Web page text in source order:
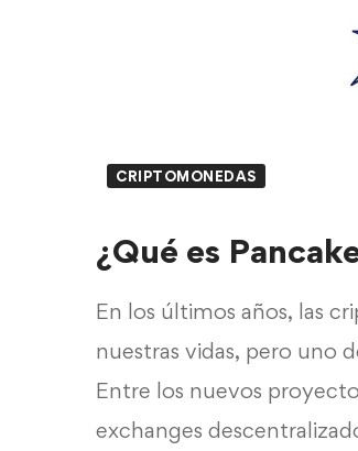
CRIPTOMONEDAS
¿Qué es
En los últimos años, las
nuestras vidas, pero uno
Entre los nuevos
exchanges